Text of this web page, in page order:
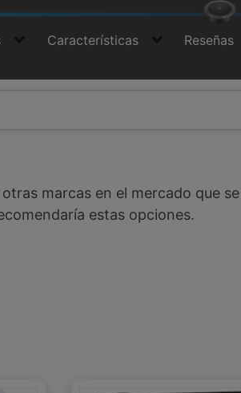
Características Reseñas
marcas en el mercado que
estas opciones.